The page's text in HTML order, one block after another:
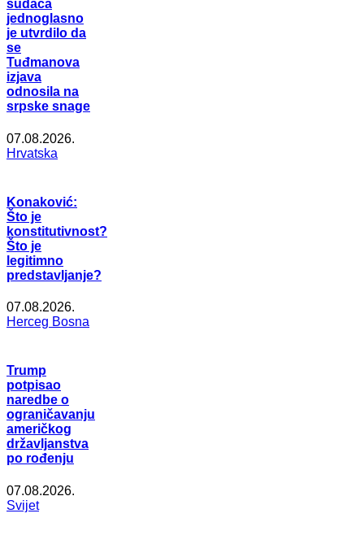
sudaca
jednoglasno
je utvrdilo da
se
Tuđmanova
izjava
odnosila na
srpske snage
07.08.2026.
Hrvatska
Konaković:
Što je
konstitutivnost?
Što je
legitimno
predstavljanje?
07.08.2026.
Herceg Bosna
Trump
potpisao
naredbe o
ograničavanju
američkog
državljanstva
po rođenju
07.08.2026.
Svijet